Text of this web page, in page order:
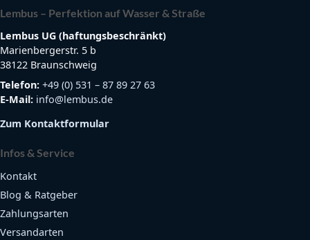
Lembus – Perfektion auf Wasser & Straße
Lembus UG (haftungsbeschränkt)
Marienbergerstr. 5 b
38122 Braunschweig
Telefon: +49 (0) 531 – 87 89 27 63
E-Mail: info@lembus.de
Zum Kontaktformular
Infos & Service
Kontakt
Blog & Ratgeber
Zahlungsarten
Versandarten